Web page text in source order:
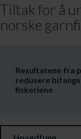
Tiltak for å
norske
Resultatene fra
redusere
fiskeriene